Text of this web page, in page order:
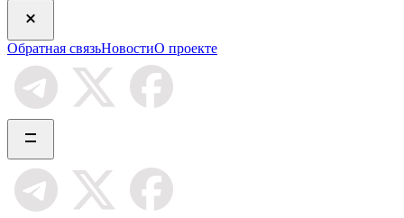
Обратная связьНовостиО проекте